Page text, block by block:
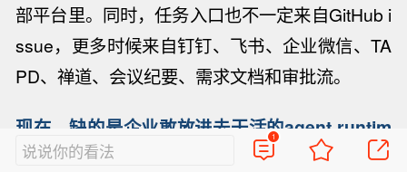
部平台里。同时，任务入口也不一定来自GitHub i
ssue，更多时候来自钉钉、飞书、企业微信、TA
PD、禅道、会议纪要、需求文档和审批流。
现在，缺的是企业敢放进去干活的agent runtim
e。
说说你的看法
1